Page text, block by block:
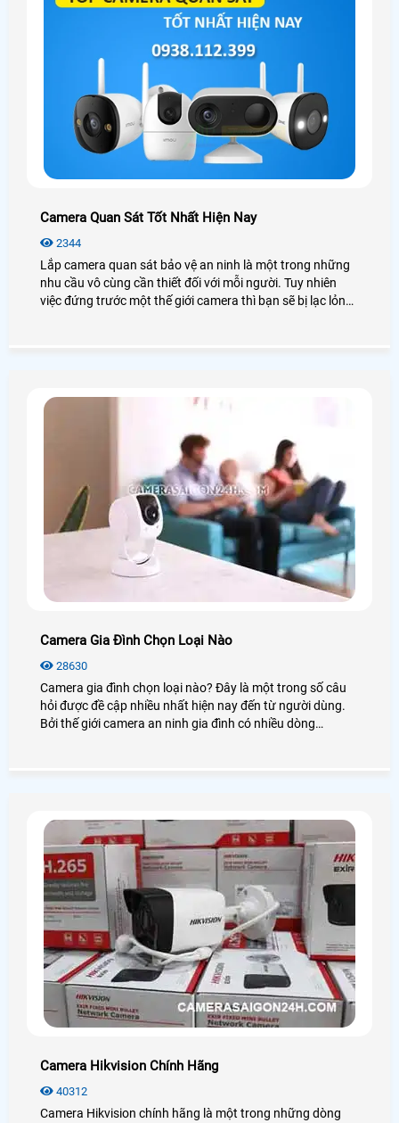
Camera Quan Sát Tốt Nhất Hiện Nay
2344
Lắp camera quan sát bảo vệ an ninh là một trong những
nhu cầu vô cùng cần thiết đối với mỗi người. Tuy nhiên
việc đứng trước một thế giới camera thì bạn sẽ bị lạc lỏng,
Camera Gia Đình Chọn Loại Nào
28630
Camera gia đình chọn loại nào? Đây là một trong số câu
hỏi được đề cập nhiều nhất hiện nay đến từ người dùng.
Bởi thế giới camera an ninh gia đình có nhiều dòng
Camera Hikvision Chính Hãng
40312
Camera Hikvision chính hãng là một trong những dòng